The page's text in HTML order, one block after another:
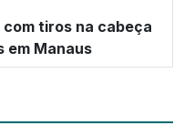
com tiros na cabeça
em Manaus